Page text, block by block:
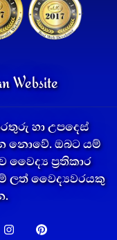
Website
හා උපදෙස්
නොවේ. ඔබට යම්
ප්‍රතිකාර
ලත් වෛද්‍යවරයකු